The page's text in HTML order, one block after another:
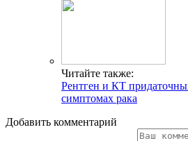
Читайте также:
Рентген и КТ
симптомах рака
Добавить комментарий